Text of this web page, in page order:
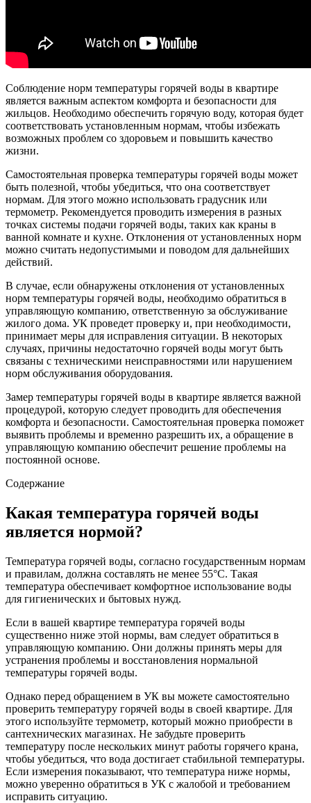
Соблюдение норм температуры горячей воды в квартире
является важным аспектом комфорта и безопасности для
жильцов. Необходимо обеспечить горячую воду, которая будет
соответствовать установленным нормам, чтобы избежать
возможных проблем со здоровьем и повышить качество
жизни.
Самостоятельная проверка температуры горячей воды может
быть полезной, чтобы убедиться, что она соответствует
нормам. Для этого можно использовать градусник или
термометр. Рекомендуется проводить измерения в разных
точках системы подачи горячей воды, таких как краны в
ванной комнате и кухне. Отклонения от установленных норм
можно считать недопустимыми и поводом для дальнейших
действий.
В случае, если обнаружены отклонения от установленных
норм температуры горячей воды, необходимо обратиться в
управляющую компанию, ответственную за обслуживание
жилого дома. УК проведет проверку и, при необходимости,
принимает меры для исправления ситуации. В некоторых
случаях, причины недостаточно горячей воды могут быть
связаны с техническими неисправностями или нарушением
норм обслуживания оборудования.
Замер температуры горячей воды в квартире является важной
процедурой, которую следует проводить для обеспечения
комфорта и безопасности. Самостоятельная проверка поможет
выявить проблемы и временно разрешить их, а обращение в
управляющую компанию обеспечит решение проблемы на
постоянной основе.
Содержание
Какая температура горячей воды
является нормой?
Температура горячей воды, согласно государственным нормам
и правилам, должна составлять не менее 55°C. Такая
температура обеспечивает комфортное использование воды
для гигиенических и бытовых нужд.
Если в вашей квартире температура горячей воды
существенно ниже этой нормы, вам следует обратиться в
управляющую компанию. Они должны принять меры для
устранения проблемы и восстановления нормальной
температуры горячей воды.
Однако перед обращением в УК вы можете самостоятельно
проверить температуру горячей воды в своей квартире. Для
этого используйте термометр, который можно приобрести в
сантехнических магазинах. Не забудьте проверить
температуру после нескольких минут работы горячего крана,
чтобы убедиться, что вода достигает стабильной температуры.
Если измерения показывают, что температура ниже нормы,
можно уверенно обратиться в УК с жалобой и требованием
исправить ситуацию.